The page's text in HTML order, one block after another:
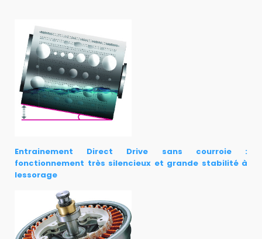
Entrainement Direct Drive sans courroie :
fonctionnement très silencieux et grande stabilité à
lessorage